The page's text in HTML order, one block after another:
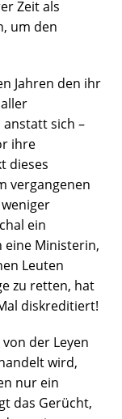
Zeit als
um den
Jahren den ihr
anstatt sich –
ihre
dieses
vergangenen
ein
eine Ministerin,
Leuten
zu retten, hat
diskreditiert!
der Leyen
wird,
nur ein
das Gerücht,